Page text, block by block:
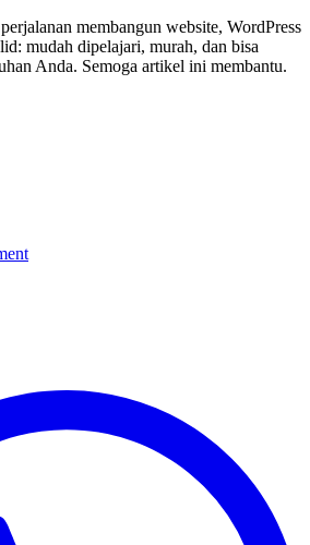
membangun website, WordPress
mudah dipelajari, murah, dan bisa
Anda. Semoga artikel ini membantu.